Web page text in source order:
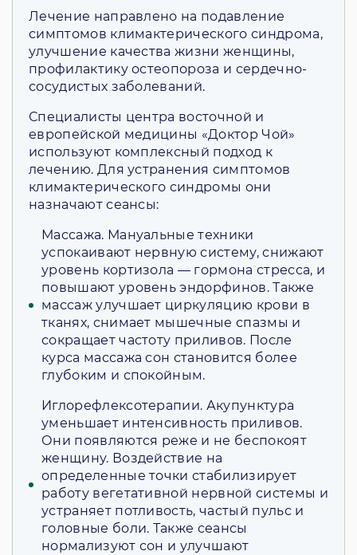
Лечение направлено на подавление
симптомов климактерического синдрома,
улучшение качества жизни женщины,
профилактику остеопороза и сердечно-
сосудистых заболеваний.
Специалисты центра восточной и
европейской медицины «Доктор Чой»
используют комплексный подход к
лечению. Для устранения симптомов
климактерического синдромы они
назначают сеансы:
Массажа. Мануальные техники
успокаивают нервную систему, снижают
уровень кортизола — гормона стресса, и
повышают уровень эндорфинов. Также
массаж улучшает циркуляцию крови в
тканях, снимает мышечные спазмы и
сокращает частоту приливов. После
курса массажа сон становится более
глубоким и спокойным.
Иглорефлексотерапии. Акупунктура
уменьшает интенсивность приливов.
Они появляются реже и не беспокоят
женщину. Воздействие на
определенные точки стабилизирует
работу вегетативной нервной системы и
устраняет потливость, частый пульс и
головные боли. Также сеансы
нормализуют сон и улучшают